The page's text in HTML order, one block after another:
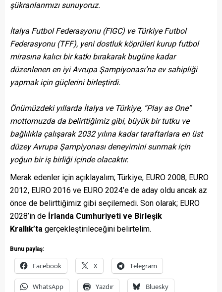
şükranlarımızı sunuyoruz.
İtalya Futbol Federasyonu (FIGC) ve Türkiye Futbol
Federasyonu (TFF), yeni dostluk köprüleri kurup futbol
mirasına kalıcı bir katkı bırakarak bugüne kadar
düzenlenen en iyi Avrupa Şampiyonası’na ev sahipliği
yapmak için güçlerini birleştirdi.
Önümüzdeki yıllarda İtalya ve Türkiye, “Play as One”
mottomuzda da belirttiğimiz gibi, büyük bir tutku ve
bağlılıkla çalışarak 2032 yılına kadar taraftarlara en üst
düzey Avrupa Şampiyonası deneyimini sunmak için
yoğun bir iş birliği içinde olacaktır.
Merak edenler için açıklayalım; Türkiye, EURO 2008, EURO
2012, EURO 2016 ve EURO 2024’e de aday oldu ancak az
önce de belirttiğimiz gibi seçilemedi. Son olarak; EURO
2028’in de İrlanda Cumhuriyeti ve Birleşik
Krallık’ta gerçekleştirileceğini belirtelim.
Bunu paylaş:
Facebook X Telegram
WhatsApp Yazdır Bluesky